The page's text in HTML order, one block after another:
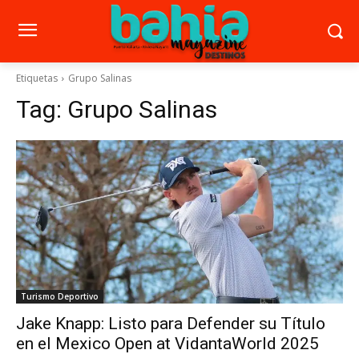
Etiquetas Grupo Salinas
Tag: Grupo Salinas
Turismo Deportivo
Jake Knapp: Listo para Defender su Título
en el Mexico Open at VidantaWorld 2025